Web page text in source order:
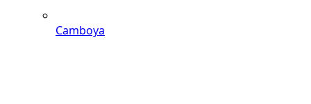
Camboya